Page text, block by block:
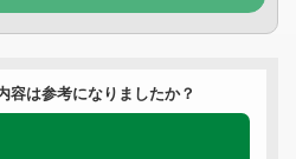
容は参考になりましたか？